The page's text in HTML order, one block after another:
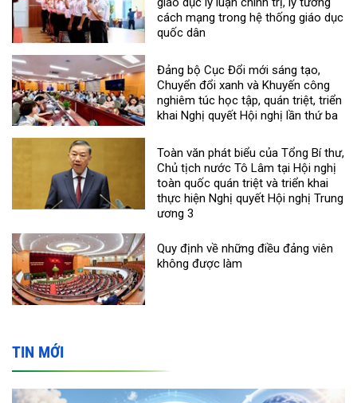
cách mạng trong hệ thống giáo dục
quốc dân
Đảng bộ Cục Đổi mới sáng tạo,
Chuyển đổi xanh và Khuyến công
nghiêm túc học tập, quán triệt, triển
khai Nghị quyết Hội nghị lần thứ ba
Toàn văn phát biểu của Tổng Bí thư,
Chủ tịch nước Tô Lâm tại Hội nghị
toàn quốc quán triệt và triển khai
thực hiện Nghị quyết Hội nghị Trung
ương 3
Quy định về những điều đảng viên
không được làm
TIN MỚI